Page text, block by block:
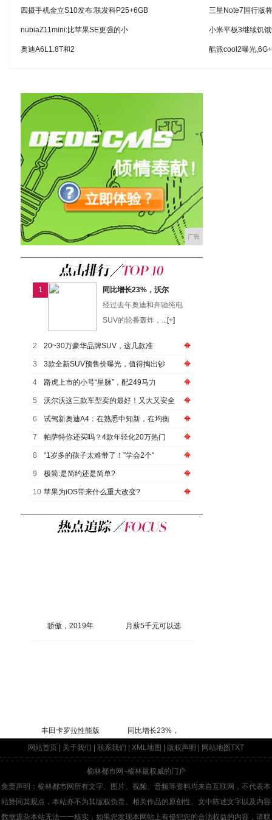
四摄手机金立S10发布:联发科P25+6GB 三星Note7国行版
nubiaZ11mini:比苹果SE更强的小 小米平板3继续饥
奥迪A6L1.8T和2 酷派cool2曝光
广告
1
同比增长23%，沃尔
经过去年奥迪和奔驰纯电
SUV的轮番轰炸，...[+]
2 20~30万豪华品牌SUV，这几款准
3 3款全新SUV预售价曝光，值得掏出钞
4 路虎上市的小号“星脉”，配249马力
5 沃尔沃这三款车型卖的最好！又大又安全
6 试驾新奥迪A4：在熟悉中知新，在均衡
7 帕萨特你还买吗？4款年轻化20万热门
8 “1岁多的孩子太难带了！”学会2个“
9 极简:是简约还是简单?
10 苹果为iOS带来什么重大改变?
骄傲，2019年 月薪5千元可以选
丰田卡罗拉性能版
同比增长23%，
网站首页
关于我们 联系我们 XML地图 版权声明 网站地图TXT
榆林都市网 -榆林最权威的门户
免责声明：榆林都市网所有文字、图片、视频、音频等资料均来自互联网，不代表本
站赞同其观点，本站亦不为其版权负责。相关作品的原创性、文中陈述文字以及内容
数据庞杂本站无法一一核实，如果您发现本网站上有侵犯您的合法权益的内容，请联